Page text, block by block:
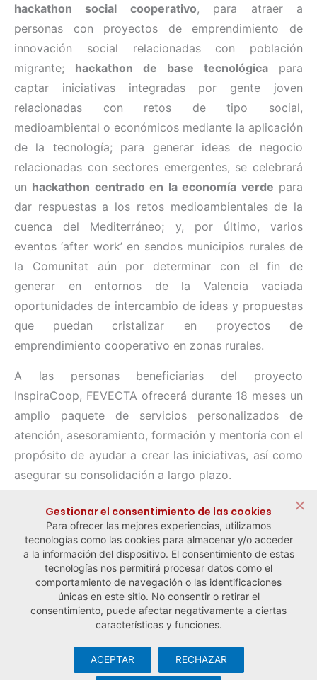
hackathon social cooperativo, para atraer a
personas con proyectos de emprendimiento de
innovación social relacionadas con población
migrante; hackathon de base tecnológica para
captar iniciativas integradas por gente joven
relacionadas con retos de tipo social,
medioambiental o económicos mediante la aplicación
de la tecnología; para generar ideas de negocio
relacionadas con sectores emergentes, se celebrará
un hackathon centrado en la economía verde para
dar respuestas a los retos medioambientales de la
cuenca del Mediterráneo; y, por último, varios
eventos ‘after work’ en sendos municipios rurales de
la Comunitat aún por determinar con el fin de
generar en entornos de la Valencia vaciada
oportunidades de intercambio de ideas y propuestas
que puedan cristalizar en proyectos de
emprendimiento cooperativo en zonas rurales.
A las personas beneficiarias del proyecto
InspiraCoop, FEVECTA ofrecerá durante 18 meses un
amplio paquete de servicios personalizados de
atención, asesoramiento, formación y mentoría con el
propósito de ayudar a crear las iniciativas, así como
asegurar su consolidación a largo plazo.
← Noticia anterior Noticia siguiente →
© Observatorio Español de la Economía Social y del Trabajo
Gestionar el consentimiento de las cookies
Para ofrecer las mejores experiencias, utilizamos
tecnologías como las cookies para almacenar y/o acceder
a la información del dispositivo. El consentimiento de estas
tecnologías nos permitirá procesar datos como el
comportamiento de navegación o las identificaciones
únicas en este sitio. No consentir o retirar el
consentimiento, puede afectar negativamente a ciertas
características y funciones.
ACEPTAR RECHAZAR